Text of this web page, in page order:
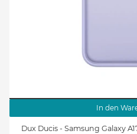
In den
Dux Ducis - Samsung Galaxy